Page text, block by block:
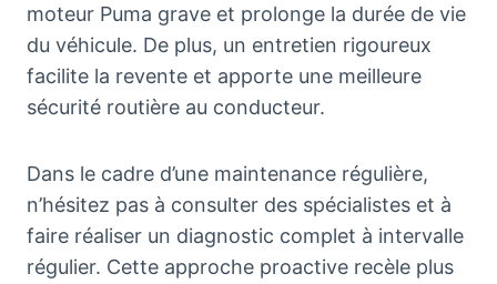
moteur Puma grave et prolonge la durée de vie
du véhicule. De plus, un entretien rigoureux
facilite la revente et apporte une meilleure
sécurité routière au conducteur.
Dans le cadre d’une maintenance régulière,
n’hésitez pas à consulter des spécialistes et à
faire réaliser un diagnostic complet à intervalle
régulier. Cette approche proactive recèle plus